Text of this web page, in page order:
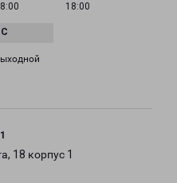
18:00
18 корпус 1